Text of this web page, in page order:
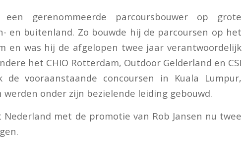
gerenommeerde parcoursbouwer op grote
en buitenland. Zo bouwde hij de parcoursen op het
en was hij de afgelopen twee jaar verantwoordelijk
het CHIO Rotterdam, Outdoor Gelderland en CSI
de vooraanstaande concoursen in Kuala Lumpur,
werden onder zijn bezielende leiding gebouwd.
met de promotie van Rob Jansen nu twee